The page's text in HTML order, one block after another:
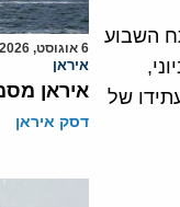
השבוע
שפורסמה ב-6 ביוני,
של
6 אוגוסט, 2026
איראן
איראן
דסק איראן